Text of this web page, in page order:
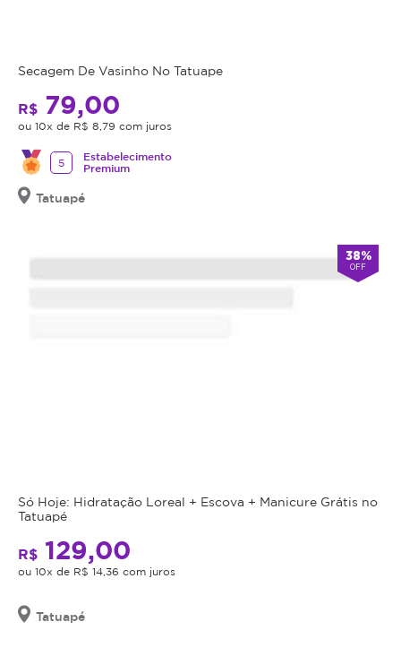
Secagem De Vasinho No Tatuape
R$ 79,00
ou 10x de R$ 8,79 com juros
5
Estabelecimento
Premium
Tatuapé
38%
OFF
Só Hoje: Hidratação Loreal + Escova + Manicure Grátis no
Tatuapé
R$ 129,00
ou 10x de R$ 14,36 com juros
Tatuapé